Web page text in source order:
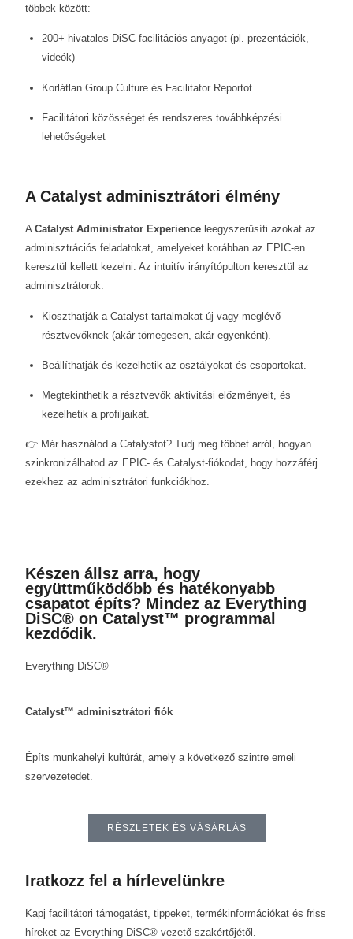
többek között:
200+ hivatalos DiSC facilitációs anyagot (pl. prezentációk,
videók)
Korlátlan Group Culture és Facilitator Reportot
Facilitátori közösséget és rendszeres továbbképzési
lehetőségeket
A Catalyst adminisztrátori élmény
ACatalyst Administrator Experience leegyszerűsíti azokat az
adminisztrációs feladatokat, amelyeket korábban az EPIC-en
keresztül kellett kezelni. Az intuitív irányítópulton keresztül az
adminisztrátorok:
Kioszthatják a Catalyst tartalmakat új vagy meglévő
résztvevőknek (akár tömegesen, akár egyenként).
Beállíthatják és kezelhetik az osztályokat és csoportokat.
Megtekinthetik a résztvevők aktivitási előzményeit, és
kezelhetik a profiljaikat.
👉 Már használod a Catalystot? Tudj meg többet arról, hogyan
szinkronizálhatod az EPIC- és Catalyst-fiókodat, hogy hozzáférj
ezekhez az adminisztrátori funkciókhoz.
Készen állsz arra, hogy
együttműködőbb és hatékonyabb
csapatot építs? Mindez az Everything
DiSC® on Catalyst™ programmal
kezdődik.
Everything DiSC®
Catalyst™ adminisztrátori fiók
Építs munkahelyi kultúrát, amely a következő szintre emeli
szervezetedet.
RÉSZLETEK ÉS VÁSÁRLÁS
Iratkozz fel a hírlevelünkre
Kapj facilitátori támogatást, tippeket, termékinformációkat és friss
híreket az Everything DiSC® vezető szakértőjétől.